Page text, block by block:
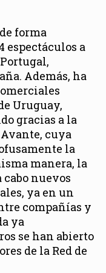
forma
espectáculos a
Además, ha
Uruguay,
gracias a la
cuya
la
manera, la
nuevos
ya en un
compañías y
ya
se han abierto
de la Red de